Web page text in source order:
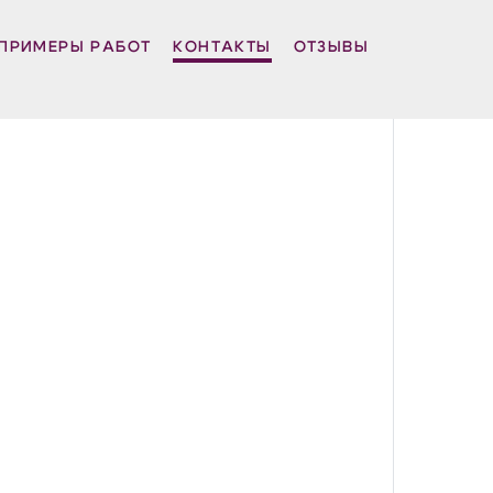
ПРИМЕРЫ РАБОТ КОНТАКТЫ ОТЗЫВЫ